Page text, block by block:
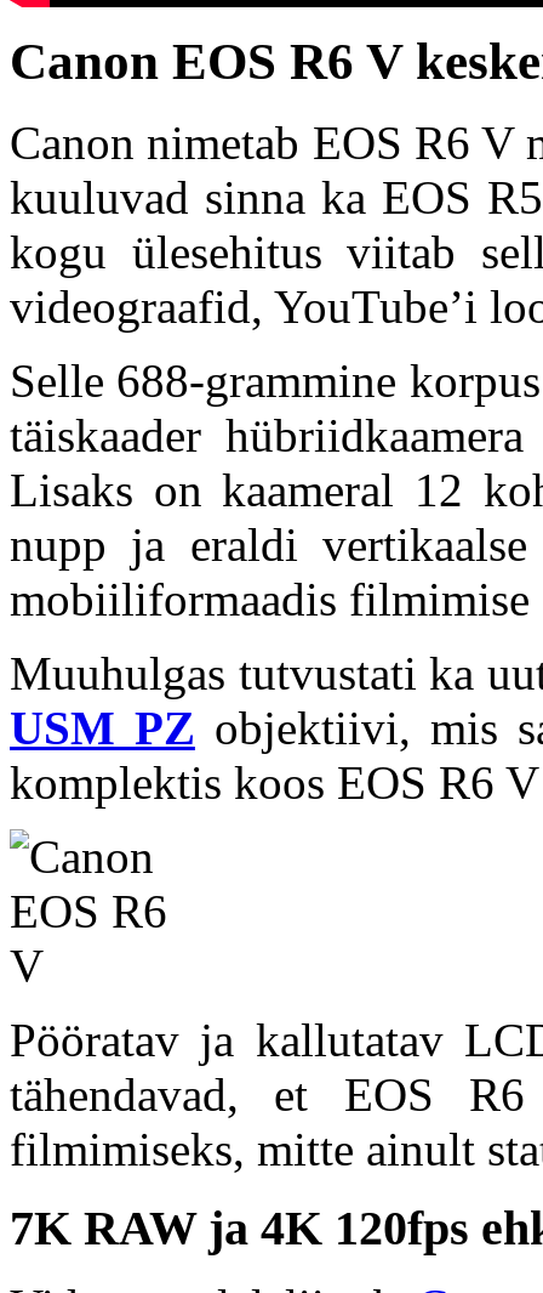
Canon EOS R6 V
Canon nimetab EOS R6 V
kuuluvad sinna ka EOS
kogu ülesehitus viitab
videograafid, YouTube’i
Selle 688-grammine
täiskaader
Lisaks on kaameral 12
nupp ja eraldi
mobiiliformaadis filmimise
Muuhulgas tutvustati ka
USM PZ objektiivi, mis
komplektis koos EOS R6 V
Pööratav ja kallutatav
tähendavad, et EOS
filmimiseks, mitte ainult
7K RAW ja 4K 120fps